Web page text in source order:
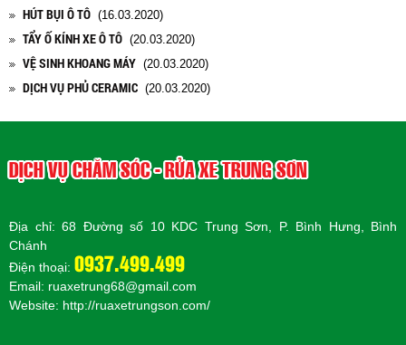
HÚT BỤI Ô TÔ (16.03.2020)
TẨY Ố KÍNH XE Ô TÔ (20.03.2020)
VỆ SINH KHOANG MÁY (20.03.2020)
DỊCH VỤ PHỦ CERAMIC (20.03.2020)
DỊCH VỤ CHĂM SÓC - RỬA XE TRUNG SƠN
Địa chỉ: 68 Đường số 10 KDC Trung Sơn, P. Bình Hưng, Bình
Chánh
Điện thoại: 0937.499.499
Email: ruaxetrung68@gmail.com
Website: http://ruaxetrungson.com/